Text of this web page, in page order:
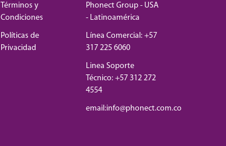
Términos y
Condiciones
Políticas de
Privacidad
Phonect Group - USA
- Latinoamérica
Línea Comercial: +57
317 225 6060
Linea Soporte
Técnico: +57 312 272
4554
email:info@phonect.com.co